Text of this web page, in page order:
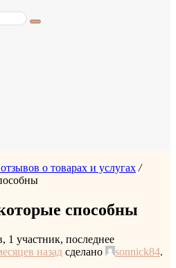
Искать
о товарах и услугах /
способны
1 участник, последнее
назад сделано sonnick84.